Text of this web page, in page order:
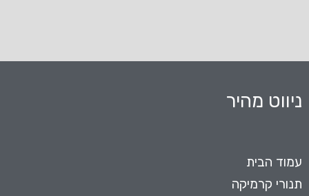
ניווט מהיר
עמוד הבית
תנורי קרמיקה